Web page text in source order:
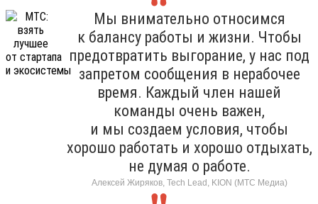
Мы внимательно относимся
к балансу работы и жизни. Чтобы
предотвратить выгорание, у нас под
запретом сообщения в нерабочее
время. Каждый член нашей
команды очень важен,
и мы создаем условия, чтобы
хорошо работать и хорошо отдыхать,
не думая о работе.
Алексей Жиряков, Tech Lead, KION (МТС Медиа)